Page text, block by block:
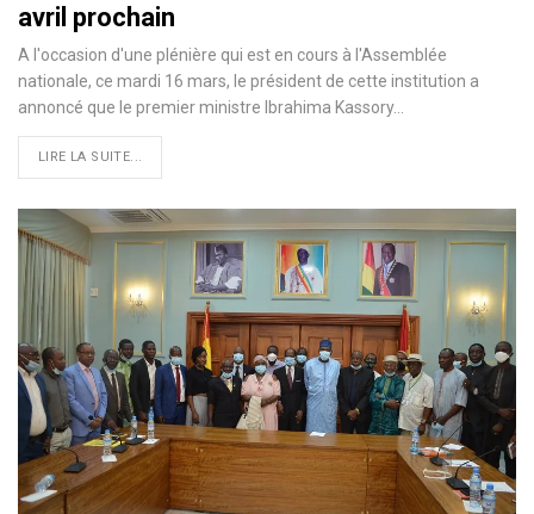
avril prochain
A l'occasion d'une plénière qui est en cours à l'Assemblée
nationale, ce mardi 16 mars, le président de cette institution a
annoncé que le premier ministre Ibrahima Kassory…
LIRE LA SUITE...